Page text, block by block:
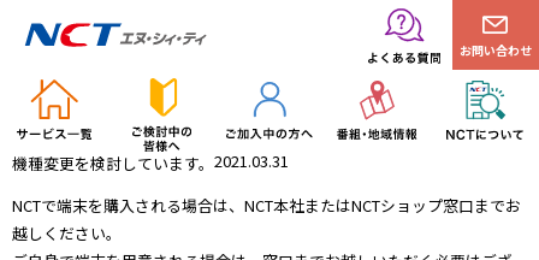
お問い合わせ
機種変更を検討しています。 2021.03.31
NCTで端末を購入される場合は、NCT本社またはNCTショップ窓口までお
越しください。